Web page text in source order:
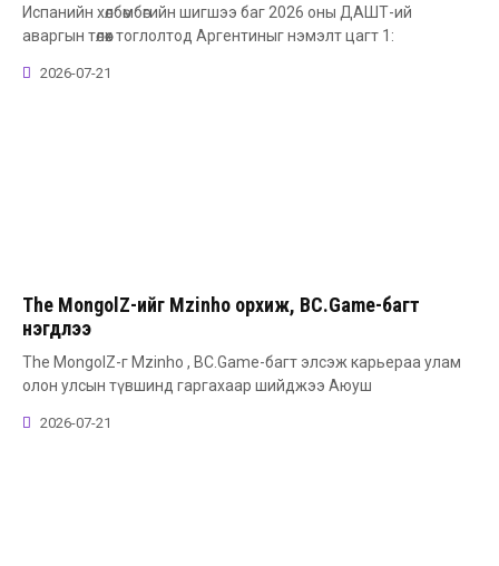
Испанийн хөлбөмбөгийн шигшээ баг 2026 оны ДАШТ-ий
аваргын төлөөх тоглолтод Аргентиныг нэмэлт цагт 1:
2026-07-21
The MongolZ-ийг Mzinho орхиж, BC.Game-багт
нэгдлээ
The MongolZ-г Mzinho , BC.Game-багт элсэж карьераа улам
олон улсын түвшинд гаргахаар шийджээ Аюуш
2026-07-21